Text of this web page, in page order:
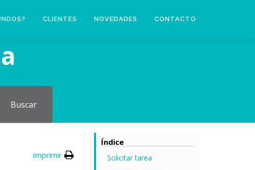
CLIENTES NOVEDADES CONTACTO
Buscar
Imprimir
Índice
Solicitar tarea